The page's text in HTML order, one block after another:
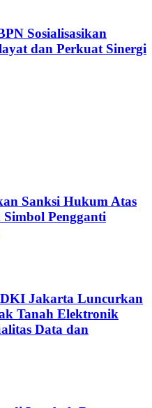
Sosialisasikan
dan Perkuat Sinergi
Sanksi Hukum Atas
Pengganti
Jakarta Luncurkan
Tanah Elektronik
Data dan